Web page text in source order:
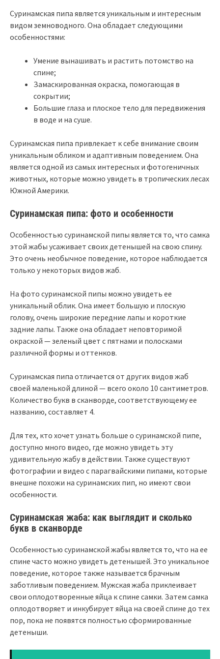
Суринамская пипа является уникальным и интересным
видом земноводного. Она обладает следующими
особенностями:
Умение вынашивать и растить потомство на
спине;
Замаскированная окраска, помогающая в
сокрытии;
Большие глаза и плоское тело для передвижения
в воде и на суше.
Суринамская пипа привлекает к себе внимание своим
уникальным обликом и адаптивным поведением. Она
является одной из самых интересных и фотогеничных
животных, которые можно увидеть в тропических лесах
Южной Америки.
Суринамская пипа: фото и особенности
Особенностью суринамской пипы является то, что самка
этой жабы усаживает своих детенышей на свою спину.
Это очень необычное поведение, которое наблюдается
только у некоторых видов жаб.
На фото суринамской пипы можно увидеть ее
уникальный облик. Она имеет большую и плоскую
голову, очень широкие передние лапы и короткие
задние лапы. Также она обладает неповторимой
окраской — зеленый цвет с пятнами и полосками
различной формы и оттенков.
Суринамская пипа отличается от других видов жаб
своей маленькой длиной — всего около 10 сантиметров.
Количество букв в сканворде, соответствующему ее
названию, составляет 4.
Для тех, кто хочет узнать больше о суринамской пипе,
доступно много видео, где можно увидеть эту
удивительную жабу в действии. Также существуют
фотографии и видео с парагвайскими пипами, которые
внешне похожи на суринамских пип, но имеют свои
особенности.
Суринамская жаба: как выглядит и сколько
букв в сканворде
Особенностью суринамской жабы является то, что на ее
спине часто можно увидеть детенышей. Это уникальное
поведение, которое также называется брачным
заботливым поведением. Мужская жаба приклеивает
свои оплодотворенные яйца к спине самки. Затем самка
оплодотворяет и инкубирует яйца на своей спине до тех
пор, пока не появятся полностью сформированные
детеныши.